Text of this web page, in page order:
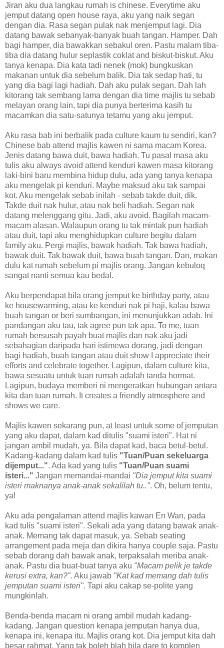
Jiran aku dua langkau rumah is chinese. Everytime aku
jemput datang open house raya, aku yang naik segan
dengan dia. Rasa segan pulak nak menjemput lagi. Dia
datang bawak sebanyak-banyak buah tangan. Hamper. Dah
bagi hamper, dia bawakkan sebakul oren. Pastu malam tiba-
tiba dia datang hulur seplastik coklat and biskut-biskut. Aku
tanya kenapa. Dia kata tadi nenek (mok) bungkuskan
makanan untuk dia sebelum balik. Dia tak sedap hati, tu
yang dia bagi lagi hadiah. Dah aku pulak segan. Dah lah
kitorang tak sembang lama dengan dia time majlis tu sebab
melayan orang lain, tapi dia punya berterima kasih tu
macamkan dia satu-satunya tetamu yang aku jemput.
Aku rasa bab ini berbalik pada culture kaum tu sendiri, kan?
Chinese bab attend majlis kawen ni sama macam Korea.
Jenis datang bawa duit, bawa hadiah. Tu pasal masa aku
tulis aku always avoid attend kenduri kawen masa kitorang
laki-bini baru membina hidup dulu, ada yang tanya kenapa
aku mengelak pi kenduri. Maybe maksud aku tak sampai
kot. Aku mengelak sebab inilah - sebab takde duit, dik.
Takde duit nak hulur, atau nak beli hadiah. Segan nak
datang melenggang gitu. Jadi, aku avoid. Bagilah macam-
macam alasan. Walaupun orang tu tak mintak pun hadiah
atau duit, tapi aku menghidupkan culture begitu dalam
family aku. Pergi majlis, bawak hadiah. Tak bawa hadiah,
bawak duit. Tak bawak duit, bawa buah tangan. Dan, makan
dulu kat rumah sebelum pi majlis orang. Jangan kebuloq
sangat nanti semua kau bedal.
Aku berpendapat bila orang jemput ke birthday party, atau
ke housewarming, atau ke kenduri nak pi haji, kalau bawa
buah tangan or beri sumbangan, ini menunjukkan adab. Ini
pandangan aku tau, tak agree pun tak apa. To me, tuan
rumah bersusah payah buat majlis dan nak aku jadi
sebahagian daripada hari istimewa dorang, jadi dengan
bagi hadiah, buah tangan atau duit show I appreciate their
efforts and celebrate together. Lagipun, dalam culture kita,
bawa sesuatu untuk tuan rumah adalah tanda hormat.
Lagipun, budaya memberi ni mengeratkan hubungan antara
kita dan tuan rumah. It creates a friendly atmosphere and
shows we care.
Majlis kawen sekarang pun, at least untuk some of jemputan
yang aku dapat, dalam kad ditulis "suami isteri". Hat ni
jangan ambil mudah, ya. Bila dapat kad, baca betul-betul.
Kadang-kadang dalam kad tulis "Tuan/Puan sekeluarga
dijemput...". Ada kad yang tulis "Tuan/Puan suami
isteri..." Jangan memandai-mandai "Dia jemput kita suami
isteri maknanya anak-anak sekalilah tu..". Oh, belum tentu,
ya!
Aku ada pengalaman attend majlis kawan En Wan, pada
kad tulis "suami isteri". Sekali ada yang datang bawak anak-
anak. Memang tak dapat masuk, ya. Sebab seating
arrangement pada meja dan dikira hanya couple saja. Pastu
sebab dorang dah bawak anak, terpaksalah meriba anak-
anak. Pastu dia buat-buat tanya aku "Macam pelik je takde
kerusi extra, kan?". Aku jawab "Kat kad memang dah tulis
jemputan suami isteri". Tapi aku cakap se-polite yang
mungkinlah.
Benda-benda macam ni orang ambil mudah kadang-
kadang. Jangan question kenapa jemputan hanya dua,
kenapa ini, kenapa itu. Majlis orang kot. Dia jemput kita dah
besar rahmat. Yang tak boleh blah bila dare to komplen